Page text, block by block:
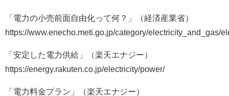
「電力の小売前面自由化って何？」（経済産業省）
https://www.enecho.meti.go.jp/category/electricity_and_gas/
「安定した電力供給」（楽天エナジー）
https://energy.rakuten.co.jp/electricity/power/
「電力料金プラン」（楽天エナジー）